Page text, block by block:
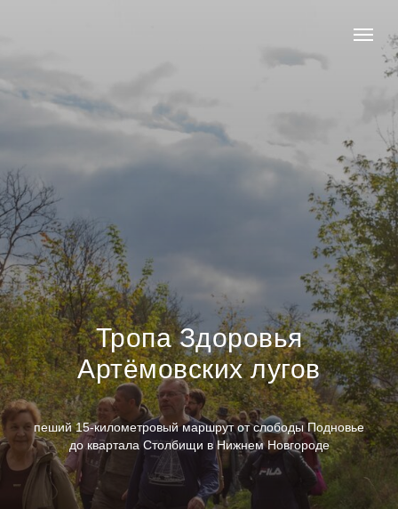
Тропа Здоровья
Артёмовских лугов
пеший 15-километровый маршрут от слободы Подновье
до квартала Столбищи в Нижнем Новгороде